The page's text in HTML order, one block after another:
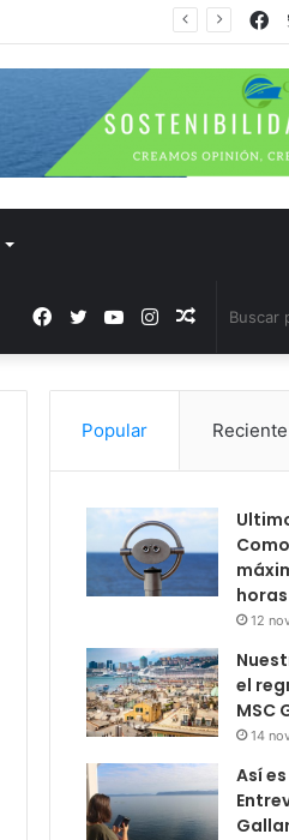
al
Instagram
YouTube
Twitter
Facebook
Popular Reciente
horas
12
el
MSC
14
Así